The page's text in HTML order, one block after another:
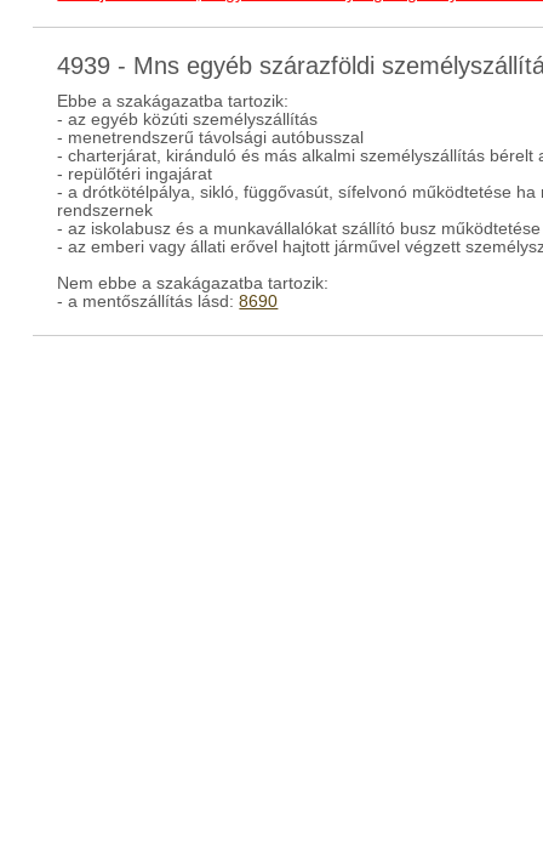
4939 - Mns egyéb szárazföldi
Ebbe a szakágazatba tartozik:
- az egyéb közúti személyszállítás
- menetrendszerű távolsági autóbusszal
- charterjárat, kiránduló és más alkalmi személyszállítás bérelt
- repülőtéri ingajárat
- a drótkötélpálya, sikló, függővasút, sífelvonó működtetése
rendszernek
- az iskolabusz és a munkavállalókat szállító busz működtetése
- az emberi vagy állati erővel hajtott járművel végzett
Nem ebbe a szakágazatba tartozik:
- a mentőszállítás lásd:8690